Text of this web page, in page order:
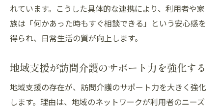
れています。こうした具体的な連携により、利用者や家
族は「何かあった時もすぐ相談できる」という安心感を
得られ、日常生活の質が向上します。
地域支援が訪問介護のサポート力を強化する
地域支援の存在が、訪問介護のサポート力を大きく強化
します。理由は、地域のネットワークが利用者のニーズ